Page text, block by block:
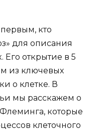
кто
для описания
Его открытие в 5
из ключевых
о клетке. В
мы расскажем о
которые
клеточного